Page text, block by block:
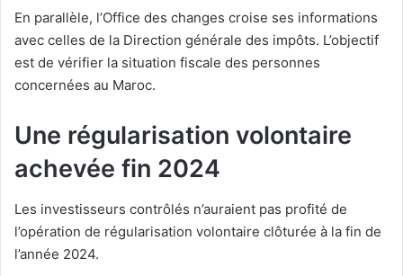
En parallèle, l’Office des changes croise ses informations
avec celles de la Direction générale des impôts. L’objectif
est de vérifier la situation fiscale des personnes
concernées au Maroc.
Une régularisation volontaire
achevée fin 2024
Les investisseurs contrôlés n’auraient pas profité de
l’opération de régularisation volontaire clôturée à la fin de
l’année 2024.